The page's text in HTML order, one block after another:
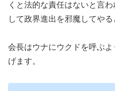
くと法的な責任はないと言
して政界進出を邪魔してやる
会長はウナにウクドを呼ぶ
げます。